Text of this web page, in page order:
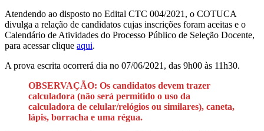
Atendendo ao disposto no Edital CTC 004/2021, o COTUCA
divulga a relação de candidatos cujas inscrições foram aceitas e o
Calendário de Atividades do Processo Público de Seleção Docente,
para acessar clique aqui.
A prova escrita ocorrerá dia no 07/06/2021, das 9h00 às 11h30.
OBSERVAÇÃO: Os candidatos devem trazer
calculadora (não será permitido o uso da
calculadora de celular/relógios ou similares), caneta,
lápis, borracha e uma régua.